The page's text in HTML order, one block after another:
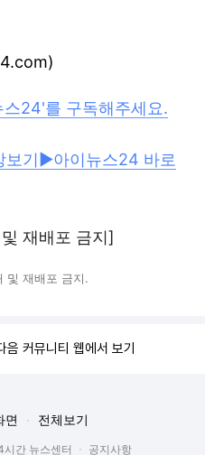
24'를 구독해주세요.
기 ▶아이뉴스24 바로
재배포 금지]
재배포 금지.
커뮤니티 웹에서 보기
면 전체보기
시간 뉴스센터 공지사항